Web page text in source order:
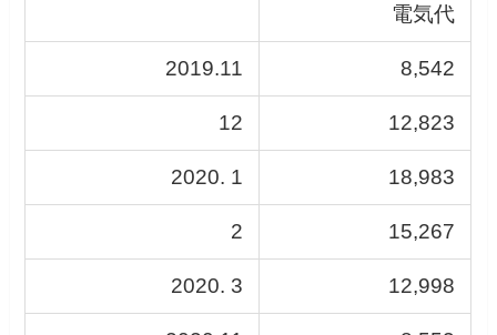
電気代
2019.11 8,542
12 12,823
2020. 1 18,983
2 15,267
2020. 3 12,998